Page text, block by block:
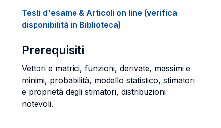
Testi d'esame & Articoli on line (verifica
disponibilità in Biblioteca)
Prerequisiti
Vettori e matrici, funzioni, derivate, massimi e
minimi, probabilità, modello statistico, stimatori
e proprietà degli stimatori, distribuzioni
notevoli.